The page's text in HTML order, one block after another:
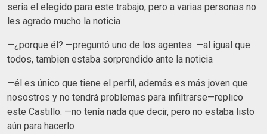
seria el elegido para este trabajo, pero a varias personas no
les agrado mucho la noticia
—¿porque él? —preguntó uno de los agentes. —al igual que
todos, tambien estaba sorprendido ante la noticia
—él es único que tiene el perfil, además es más joven que
nosostros y no tendrá problemas para infiltrarse—replico
este Castillo. —no tenía nada que decir, pero no estaba listo
aún para hacerlo